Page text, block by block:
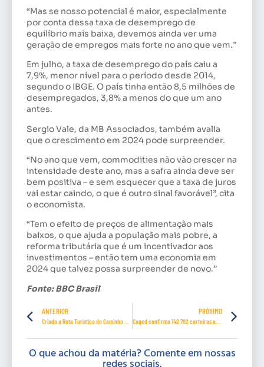
“Mas se nosso potencial é maior, especialmente
por conta dessa taxa de desemprego de
equilíbrio mais baixa, devemos ainda ver uma
geração de empregos mais forte no ano que vem.”
Em julho, a taxa de desemprego do país caiu a
7,9%, menor nível para o período desde 2014,
segundo o IBGE. O país tinha então 8,5 milhões de
desempregados, 3,8% a menos do que um ano
antes.
Sergio Vale, da MB Associados, também avalia
que o crescimento em 2024 pode surpreender.
“No ano que vem, commodities não vão crescer na
intensidade deste ano, mas a safra ainda deve ser
bem positiva – e sem esquecer que a taxa de juros
vai estar caindo, o que é outro sinal favorável”, cita
o economista.
“Tem o efeito de preços de alimentação mais
baixos, o que ajuda a população mais pobre, a
reforma tributária que é um incentivador aos
investimentos – então tem uma economia em
2024 que talvez possa surpreender de novo.”
Fonte: BBC Brasil
ANTERIOR PRÓXIMO
Caged confirma 142.702 carteiras assinadas, em julho, e 1.166.125, em 2023
O que achou da matéria? Comente em nossas
redes sociais.